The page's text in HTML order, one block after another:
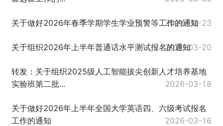
关于做好2026年春季学期学生学业预警等工作的通知
2026-03-23
关于组织2026年上半年普通话水平测试报名的通知
2026-03-20
转发：关于组织2025级人工智能拔尖创新人才培养基地
实验班第二批...
2026-03-18
关于做好2026年上半年全国大学英语四、六级考试报名
工作的通知
2026-03-16